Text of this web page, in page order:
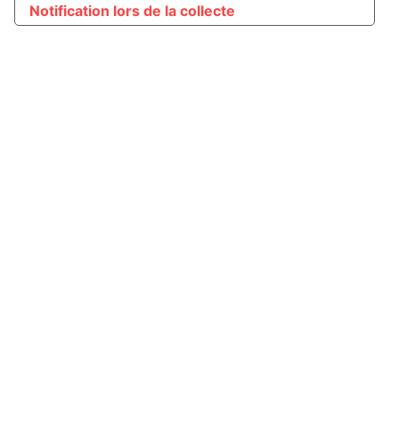
Notification lors de la collecte